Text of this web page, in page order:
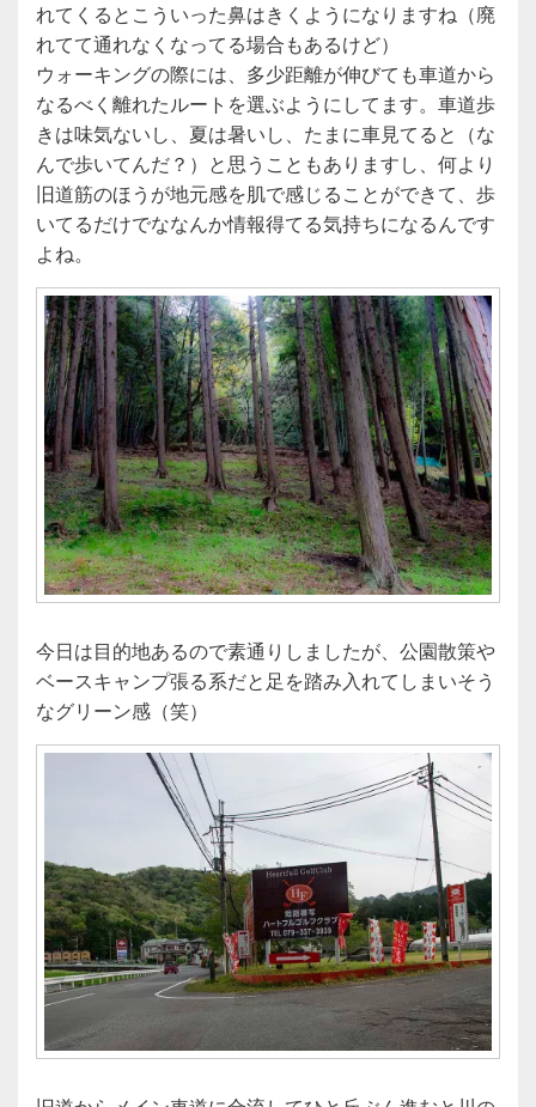
れてくるとこういった鼻はきくようになりますね（廃
れてて通れなくなってる場合もあるけど）
ウォーキングの際には、多少距離が伸びても車道から
なるべく離れたルートを選ぶようにしてます。車道歩
きは味気ないし、夏は暑いし、たまに車見てると（な
んで歩いてんだ？）と思うこともありますし、何より
旧道筋のほうが地元感を肌で感じることができて、歩
いてるだけでななんか情報得てる気持ちになるんです
よね。
今日は目的地あるので素通りしましたが、公園散策や
ベースキャンプ張る系だと足を踏み入れてしまいそう
なグリーン感（笑）